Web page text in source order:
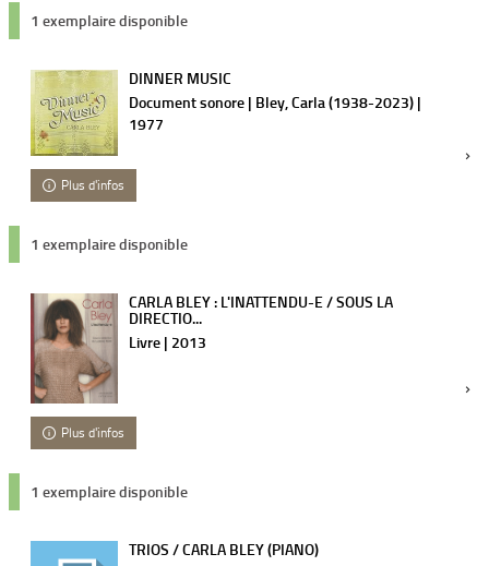
1 exemplaire disponible
DINNER MUSIC
Document sonore | Bley, Carla (1938-2023) |
1977
Plus d'infos
1 exemplaire disponible
CARLA BLEY : L'INATTENDU-E / SOUS LA
DIRECTIO...
Livre | 2013
Plus d'infos
1 exemplaire disponible
TRIOS / CARLA BLEY (PIANO)